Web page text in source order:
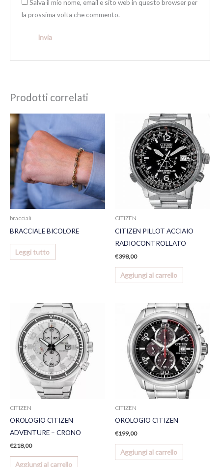
Salva il mio nome, email e sito web in questo browser per
la prossima volta che commento.
Prodotti correlati
bracciali
BRACCIALE BICOLORE
Leggi tutto
CITIZEN
CITIZEN PILLOT ACCIAIO
RADIOCONTROLLATO
€398,00
Aggiungi al carrello
CITIZEN
OROLOGIO CITIZEN
ADVENTURE – CRONO
€218,00
Aggiungi al carrello
CITIZEN
OROLOGIO CITIZEN
€199,00
Aggiungi al carrello